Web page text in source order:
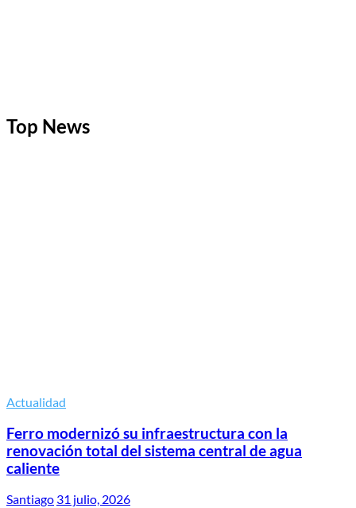
Top News
Actualidad
Ferro modernizó su infraestructura con la
renovación total del sistema central de agua
caliente
Santiago 31 julio, 2026